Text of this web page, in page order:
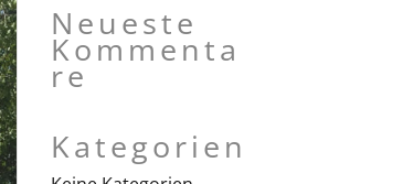
Neueste
Kommenta
re
Kategorien